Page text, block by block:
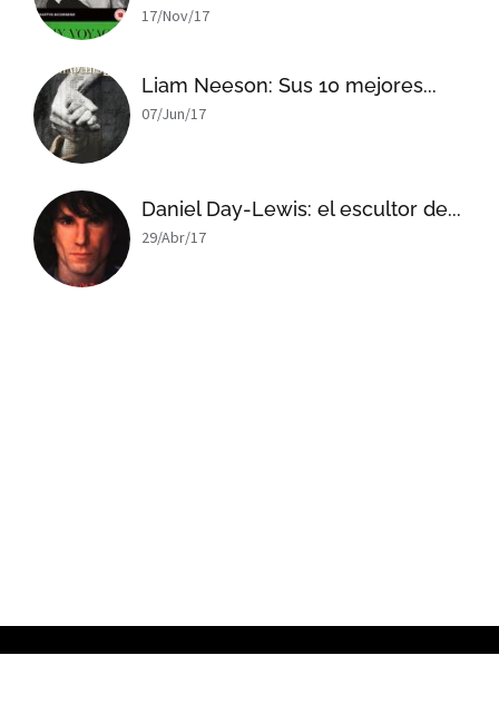
17/Nov/17
Liam Neeson: Sus 10 mejores...
07/Jun/17
Daniel Day-Lewis: el escultor de...
29/Abr/17